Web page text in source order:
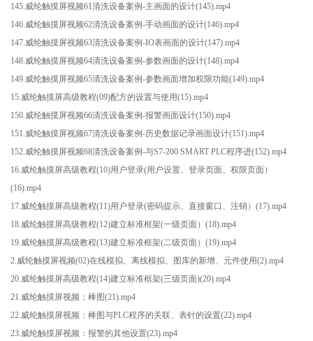
145.威纶触摸屏视频61清洗设备案例-主画面的设计(145).mp4
146.威纶触摸屏视频62清洗设备案例-手动画面的设计(146).mp4
147.威纶触摸屏视频63清洗设备案例-IO表画面的设计(147).mp4
148.威纶触摸屏视频64清洗设备案例-参数画面的设计(148).mp4
149.威纶触摸屏视频65清洗设备案例-参数画面增加权限功能(149).mp4
15.威纶触摸屏高级教程(09)配方的设置与使用(15).mp4
150.威纶触摸屏视频66清洗设备案例-报警画面设计(150).mp4
151.威纶触摸屏视频67清洗设备案例-历史数据记录画面设计(151).mp4
152.威纶触摸屏视频68清洗设备案例-与S7-200 SMART PLC程序进(152).mp4
16.威纶触摸屏高级教程(10)用户登录(用户设置、登录页面、权限页面）
(16).mp4
17.威纶触摸屏高级教程(11)用户登录(密码提示、直接窗口、注销）(17).mp4
18.威纶触摸屏高级教程(12)建立标准框架(一级页面）(18).mp4
19.威纶触摸屏高级教程(13)建立标准框架(二级页面）(19).mp4
2.威纶触摸屏视频(02)在线模拟、离线模拟、图库的新增、元件使用(2).mp4
20.威纶触摸屏高级教程(14)建立标准框架(三级页面)(20).mp4
21.威纶触摸屏视频：棒图(21).mp4
22.威纶触摸屏视频：棒图与PLC程序的关联、表针的设置(22).mp4
23.威纶触摸屏视频：报警的其他设置(23).mp4